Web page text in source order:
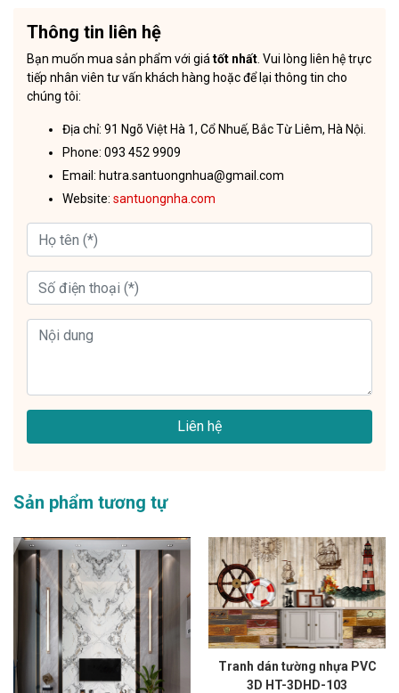
Thông tin liên hệ
Bạn muốn mua sản phẩm với giátốt nhất. Vui lòng liên hệ trực
tiếp nhân viên tư vấn khách hàng hoặc để lại thông tin cho
chúng tôi:
Địa chỉ: 91 Ngõ Việt Hà 1, Cổ Nhuế, Bắc Từ Liêm, Hà Nội.
Phone: 093 452 9909
Email: hutra.santuongnhua@gmail.com
Website: santuongnha.com
Liên hệ
Sản phẩm tương tự
Tranh dán tường nhựa PVC
3D HT-3DHD-103